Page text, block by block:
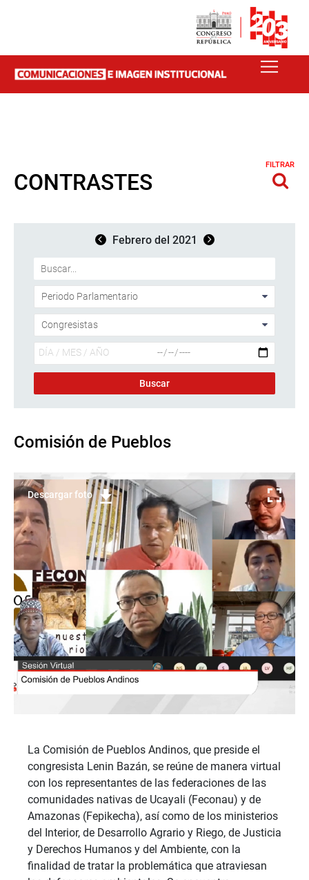
CONTRASTES
FILTRAR
Febrero del 2021
Comisión de Pueblos
Descargar foto
La Comisión de Pueblos Andinos, que preside el
congresista Lenin Bazán, se reúne de manera virtual
con los representantes de las federaciones de las
comunidades nativas de Ucayali (Feconau) y de
Amazonas (Fepikecha), así como de los ministerios
del Interior, de Desarrollo Agrario y Riego, de Justicia
y Derechos Humanos y del Ambiente, con la
finalidad de tratar la problemática que atraviesan